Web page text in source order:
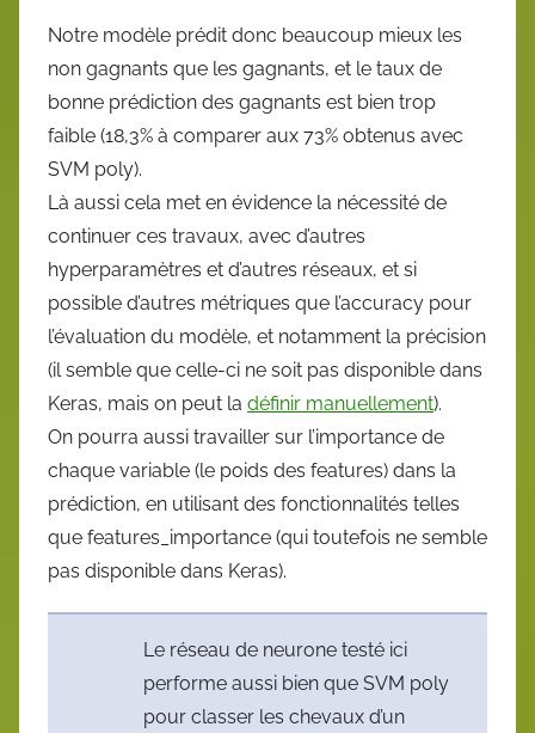
Notre modèle prédit donc beaucoup mieux les
non gagnants que les gagnants, et le taux de
bonne prédiction des gagnants est bien trop
faible (18,3% à comparer aux 73% obtenus avec
SVM poly).
Là aussi cela met en évidence la nécessité de
continuer ces travaux, avec d’autres
hyperparamètres et d’autres réseaux, et si
possible d’autres métriques que l’accuracy pour
l’évaluation du modèle, et notamment la précision
(il semble que celle-ci ne soit pas disponible dans
Keras, mais on peut la définir manuellement).
On pourra aussi travailler sur l’importance de
chaque variable (le poids des features) dans la
prédiction, en utilisant des fonctionnalités telles
que features_importance (qui toutefois ne semble
pas disponible dans Keras).
Le réseau de neurone testé ici
performe aussi bien que SVM poly
pour classer les chevaux d’un